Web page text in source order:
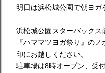
明日は浜松城公園で朝ヨガ
浜松城公園スターバックス
『ハママツヨガ祭り』の
印にお越しください。
駐車場は8時オープン、受